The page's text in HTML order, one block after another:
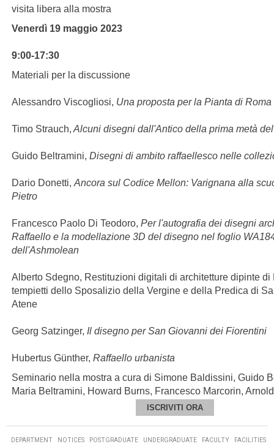
visita libera alla mostra
Venerdì 19 maggio 2023
9:00-17:30
Materiali per la discussione
Alessandro Viscogliosi, Una proposta per la Pianta di
Timo Strauch, Alcuni disegni dall'Antico della prima metà
Guido Beltramini, Disegni di ambito raffaellesco nelle
Dario Donetti, Ancora sul Codice Mellon: Varignana alla
Pietro
Francesco Paolo Di Teodoro, Per l'autografia dei disegni
Raffaello e la modellazione 3D del disegno nel foglio
dell'Ashmolean
Alberto Sdegno, Restituzioni digitali di architetture dipinte di
tempietti dello Sposalizio della Vergine e della Predica di
Atene
Georg Satzinger, Il disegno per San Giovanni dei Fiorentini
Hubertus Günther, Raffaello urbanista
Seminario nella mostra a cura di Simone Baldissini, Guido
Maria Beltramini, Howard Burns, Francesco Marcorin,
ISCRIVITI ORA
DEPARTMENT NOTICES POSTGRADUATE UNDERGRADUATE FACULTY FACILITIES